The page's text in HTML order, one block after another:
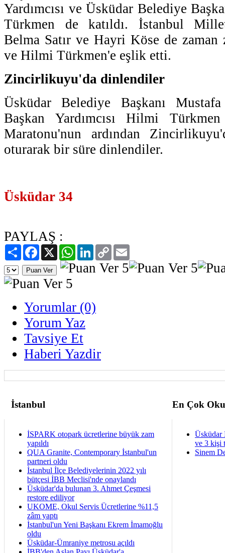
Yardımcısı ve Üsküdar Belediye
Türkmen de katıldı. İstanbul
Belma Satır ve Hayri Köse de zaman
ve Hilmi Türkmen'e eşlik etti.
Zincirlikuyu'da dinlendiler
Üsküdar Belediye Başkanı
Başkan Yardımcısı Hilmi
Maratonu'nun ardından
oturarak bir süre dinlendiler.
Üsküdar 34
PAYLAŞ :
PaylaşFacebook
X WhatsAppLinkedIn
Copy
Link
Yorumlar (0)
Yorum Yaz
Tavsiye Et
Haberi Yazdir
İstanbul En Çok
İSPARK otopark ücretlerine büyük zam
yapıldı
QUA Granite, Contemporary İstanbul'un
partneri oldu
İstanbul İlçe Belediyelerinin 2022 yılı
bütçesi İBB Meclisi'nde onaylandı
Üsküdar'da bulunan 3. Ahmet Çeşmesi
restore ediliyor
UKOME, Okul Servis Ücretlerine %11,5
zâm yaptı
İstanbul'un Yeni Başkanı Ekrem İmamoğlu
oldu
Üsküdar-Ümraniye metrosu açıldı
Üsküdar
ve 3 kişi
Sinem